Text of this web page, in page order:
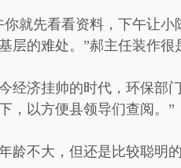
就先看看资料，下午让
的难处。”郝主任装作很
经济挂帅的时代，环保部
，以方便县领导们查阅。”
龄不大，但还是比较聪明